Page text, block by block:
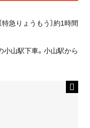
特急りょうもう〕約1時間
小山駅下車。小山駅から